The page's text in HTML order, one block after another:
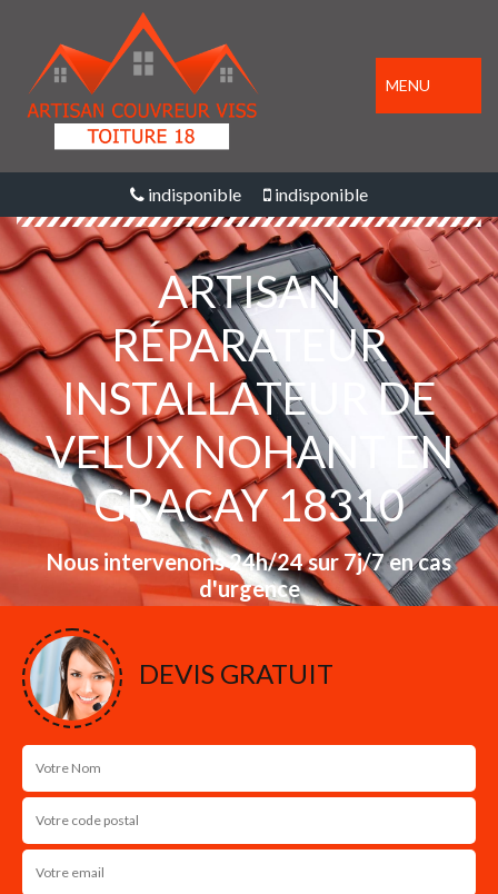
MENU
indisponible indisponible
ARTISAN
RÉPARATEUR
INSTALLATEUR DE
VELUX NOHANT EN
GRACAY 18310
Nous intervenons 24h/24 sur 7j/7 en cas
d'urgence
DEVIS GRATUIT